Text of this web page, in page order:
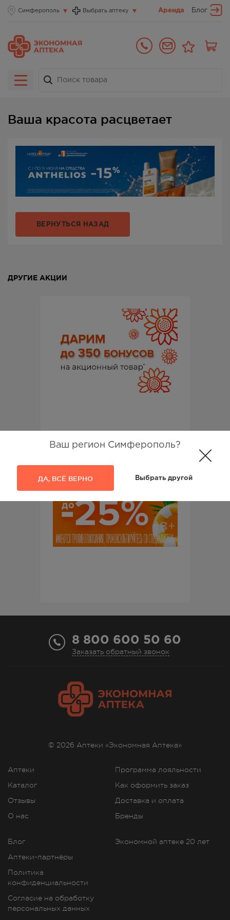
Симферополь
Ваш регион Симферополь?
ДА, ВСЁ ВЕРНО Выбрать другой
Выбрать аптеку Аренда Блог
Ваша красота расцветает
ВЕРНУТЬСЯ НАЗАД
ДРУГИЕ АКЦИИ
8 800 600 50 60
Заказать обратный звонок
Аптеки
Каталог
Отзывы
О нас
Программа лояльности
Как оформить заказ
Доставка и оплата
Бренды
Блог
Аптеки-партнёры
Политика
конфиденциальности
Согласие на обработку
персональных данных
Экономной аптеке 20 лет
© 2026 Аптеки «Экономная Аптека»